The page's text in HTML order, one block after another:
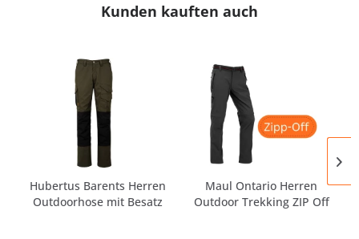
Kunden kauften auch
Hubertus Barents Herren
Outdoorhose mit Besatz
Maul Ontario Herren
Outdoor Trekking ZIP Off